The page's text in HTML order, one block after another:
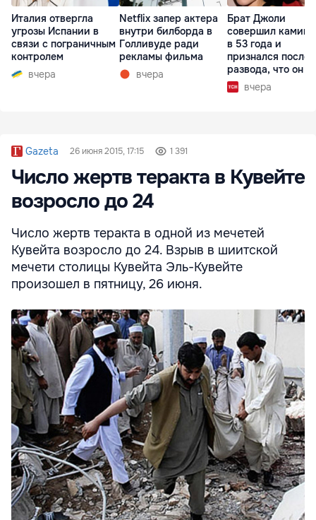
Италия отвергла
угрозы Испании в
связи с пограничным
контролем
вчера
Netflix запер актера
внутри билборда в
Голливуде ради
рекламы фильма
вчера
Брат Джоли
совершил
в 53 года и
признался после
развода, что он
вчера
Gazeta 26 июня 2015, 17:15 1 391
Число жертв теракта в Кувейте
возросло до 24
Число жертв теракта в одной из мечетей
Кувейта возросло до 24. Взрыв в шиитской
мечети столицы Кувейта Эль-Кувейте
произошел в пятницу, 26 июня.